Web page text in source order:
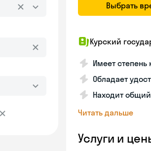
Выбрать
Курский
Имеет степень
Обладает
Находит
Читать дальше
Услуги и